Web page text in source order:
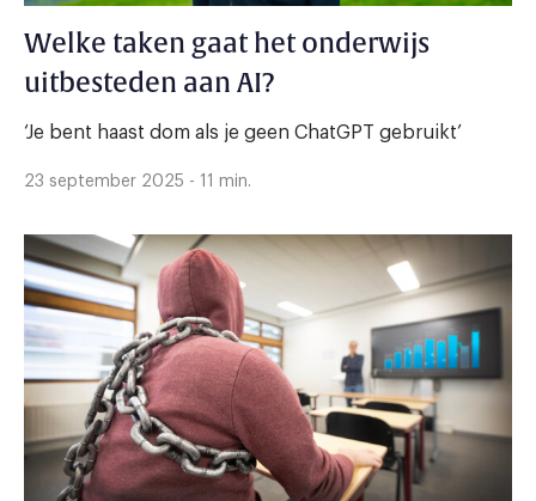
Welke taken gaat het onderwijs
uitbesteden aan AI?
‘Je bent haast dom als je geen ChatGPT gebruikt’
23 september 2025 - 11 min.